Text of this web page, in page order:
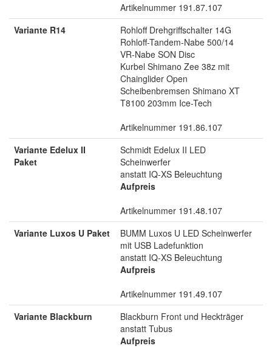
Artikelnummer 191.87.107
Variante R14
Rohloff Drehgriffschalter 14G
Rohloff-Tandem-Nabe 500/14
VR-Nabe SON Disc
Kurbel Shimano Zee 38z mit
Chainglider Open
Scheibenbremsen Shimano XT
T8100 203mm Ice-Tech
Artikelnummer 191.86.107
Variante Edelux II
Paket
Schmidt Edelux II LED
Scheinwerfer
anstatt IQ-XS Beleuchtung
Aufpreis
Artikelnummer 191.48.107
Variante Luxos U Paket
BUMM Luxos U LED Scheinwerfer
mit USB Ladefunktion
anstatt IQ-XS Beleuchtung
Aufpreis
Artikelnummer 191.49.107
Variante Blackburn
Blackburn Front und Heckträger
anstatt Tubus
Aufpreis